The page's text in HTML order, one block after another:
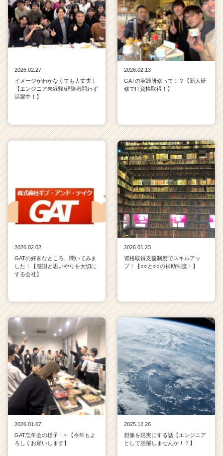
2026.02.27
イメージがわかなくても大丈夫！
【エンジニア未経験/経験者問わず
活躍中！】
2026.02.13
GATの実践研修って！？【新人研
修でIT資格取得！】
2026.02.02
GATの好きなところ、聞いてみま
した！【感謝と思いやりを大切に
する会社】
2026.01.23
資格取得支援制度でスキルアッ
プ！【○○と○○の補助制度！】
2026.01.07
GAT忘年会の様子！✨【今年もよ
ろしくお願いします】
2025.12.26
想像を現実にする話【エンジニア
として活躍しませんか！？】